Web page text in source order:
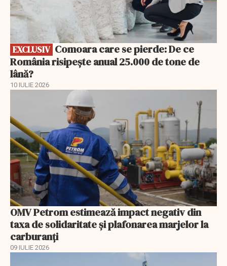
EXCLUSIV
România risipește anual 25.000 de tone de
lână?
10 IULIE 2026
OMV Petrom estimează impact negativ din
taxa de solidaritate și plafonarea marjelor la
carburanți
09 IULIE 2026